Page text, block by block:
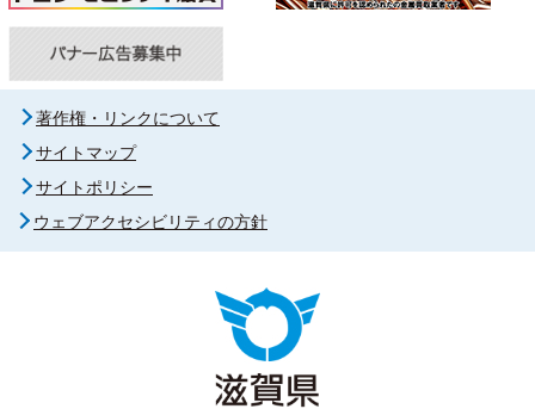
著作権・リンクについて
サイトマップ
サイトポリシー
ウェブアクセシビリティの方針